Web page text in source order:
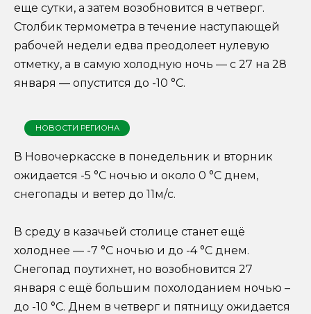
еще сутки, а затем возобновится в четверг.
Столбик термометра в течение наступающей
рабочей недели едва преодолеет нулевую
отметку, а в самую холодную ночь — с 27 на 28
января — опустится до -10 °C.
НОВОСТИ РЕГИОНА
В Новочеркасске в понедельник и вторник
ожидается -5 °C ночью и около 0 °C днем,
снегопады и ветер до 11м/с.
В среду в казачьей столице станет ещё
холоднее — -7 °C ночью и до -4 °C днем.
Снегопад поутихнет, но возобновится 27
января с ещё большим похолоданием ночью –
до -10 °C. Днем в четверг и пятницу ожидается